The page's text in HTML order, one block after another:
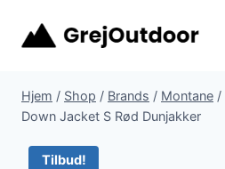
Hjem / Shop / Brands / Montane /
Down Jacket S Rød Dunjakker
Tilbud!